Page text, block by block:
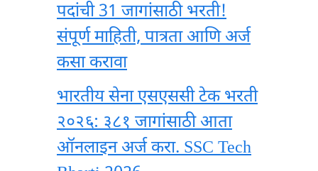
पदांची 31 जागांसाठी भरती!
संपूर्ण माहिती, पात्रता आणि अर्ज
कसा करावा
भारतीय सेना एसएससी टेक भरती
२०२६: ३८१ जागांसाठी आता
ऑनलाइन अर्ज करा. SSC Tech